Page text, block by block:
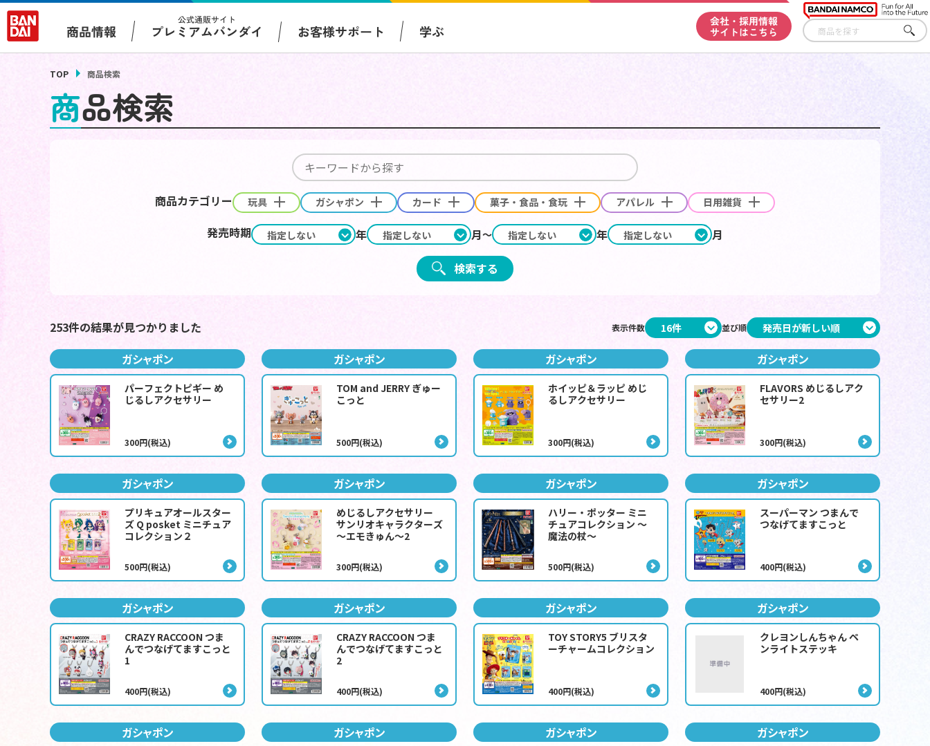
商品情報
公式通販サイト
プレミアムバンダイ お客様サポート 学ぶ
会社・採用情報
サイトはこちら
さ
TOP 商品検索
商品検索
商品カテゴリー 玩具 ガシャポン カード 菓子・食品・食玩 アパレル 日用雑貨
発売時期 年 月 年 月
検索する
253件の結果が見つかりました 表示件数 並び順
ガシャポン
パーフェクトピギー め
じるしアクセサリー
300円(税込)
ガシャポン
TOM and JERRY ぎゅー
こっと
500円(税込)
ガシャポン
ホイッピ＆ラッピ めじ
るしアクセサリー
300円(税込)
ガシャポン
FLAVORS めじるしアク
セサリー2
300円(税込)
ガシャポン
プリキュアオールスター
ズ Q posket ミニチュア
コレクション２
500円(税込)
ガシャポン
めじるしアクセサリー
サンリオキャラクターズ
～エモきゅん～2
300円(税込)
ガシャポン
ハリー・ポッター ミニ
チュアコレクション ～
魔法の杖～
500円(税込)
ガシャポン
スーパーマン つまんで
つなげてますこっと
400円(税込)
ガシャポン
CRAZY RACCOON つま
んでつなげてますこっと
1
400円(税込)
ガシャポン
CRAZY RACCOON つま
んでつなげてますこっと
2
400円(税込)
ガシャポン
TOY STORY5 ブリスタ
ーチャームコレクション
400円(税込)
ガシャポン
クレヨンしんちゃん ペ
ンライトステッキ
400円(税込)
ガシャポン ガシャポン ガシャポン ガシャポン